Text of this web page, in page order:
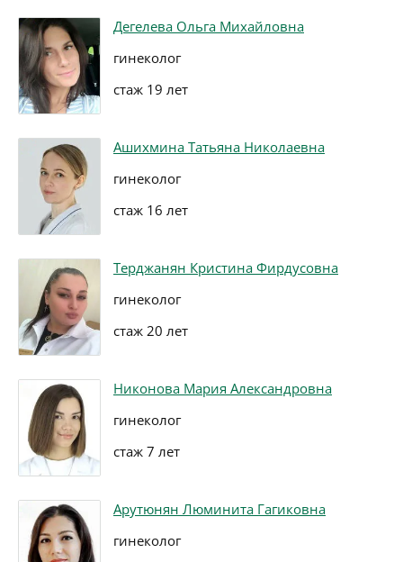
Дегелева Ольга Михайловна
гинеколог
стаж 19 лет
Ашихмина Татьяна Николаевна
гинеколог
стаж 16 лет
Терджанян Кристина Фирдусовна
гинеколог
стаж 20 лет
Никонова Мария Александровна
гинеколог
стаж 7 лет
Арутюнян Люминита Гагиковна
гинеколог